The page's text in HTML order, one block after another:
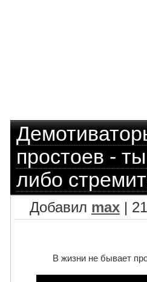
простоев -
либо
Добавил max |
В жизни не бывает